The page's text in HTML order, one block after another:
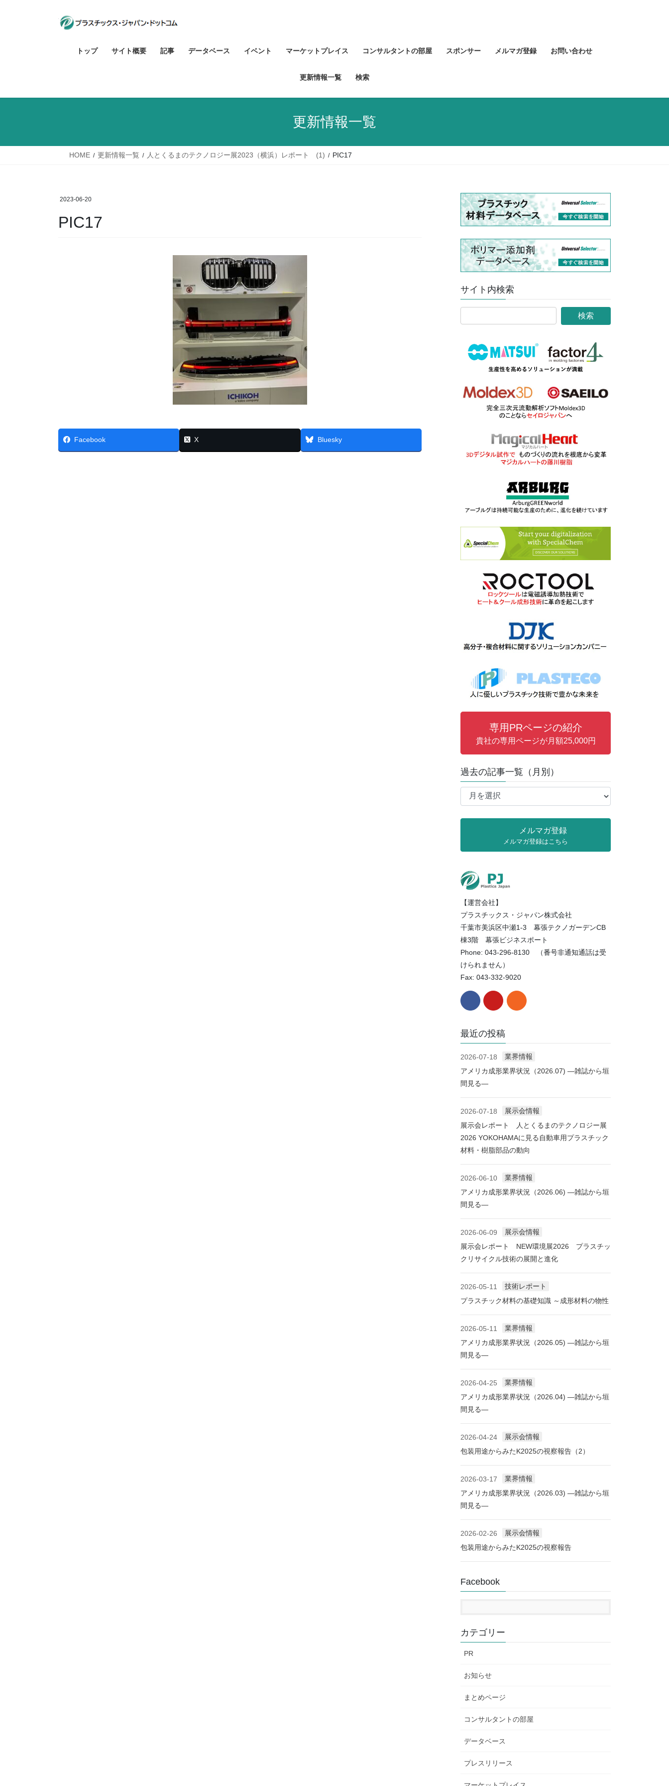
トップ サイト概要 記事 データベース イベント マーケットプレイス コンサルタントの部屋 スポンサー メルマガ登録 お問い合わせ
更新情報一覧 検索
更新情報一覧
HOME 更新情報一覧 人とくるまのテクノロジー展2023（横浜）レポート (1) PIC17
2023-06-20
PIC17
Facebook X Bluesky
サイト内検索
専用PRページの紹介
貴社の専用ページが月額25,000円
過去の記事一覧（月別）
過
（月
別）
メルマガ登録
メルマガ登録はこちら
【運営会社】
プラスチックス・ジャパン株式会社
千葉市美浜区中瀬1-3 幕張テクノガーデンCB
棟3階 幕張ビジネスポート
Phone: 043-296-8130 （番号非通知通話は受
けられません）
Fax: 043-332-9020
最近の投稿
2026-07-18
業界情報
アメリカ成形業界状況（2026.07) ―雑誌から垣
間見る―
2026-07-18
展示会情報
展示会レポート 人とくるまのテクノロジー展
2026 YOKOHAMAに見る自動車用プラスチック
材料・樹脂部品の動向
2026-06-10
業界情報
アメリカ成形業界状況（2026.06) ―雑誌から垣
間見る―
2026-06-09
展示会情報
展示会レポート NEW環境展2026 プラスチッ
クリサイクル技術の展開と進化
2026-05-11
技術レポート
プラスチック材料の基礎知識 ～成形材料の物性
2026-05-11
業界情報
アメリカ成形業界状況（2026.05) ―雑誌から垣
間見る―
2026-04-25
業界情報
アメリカ成形業界状況（2026.04) ―雑誌から垣
間見る―
2026-04-24
展示会情報
包装用途からみたK2025の視察報告（2）
2026-03-17
業界情報
アメリカ成形業界状況（2026.03) ―雑誌から垣
間見る―
2026-02-26
展示会情報
包装用途からみたK2025の視察報告
Facebook
カテゴリー
PR
お知らせ
まとめページ
コンサルタントの部屋
データベース
プレスリリース